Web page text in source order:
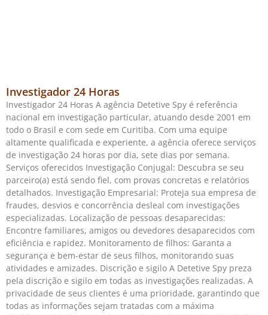
Investigador 24 Horas
Investigador 24 Horas A agência Detetive Spy é referência
nacional em investigação particular, atuando desde 2001 em
todo o Brasil e com sede em Curitiba. Com uma equipe
altamente qualificada e experiente, a agência oferece serviços
de investigação 24 horas por dia, sete dias por semana.
Serviços oferecidos Investigação Conjugal: Descubra se seu
parceiro(a) está sendo fiel, com provas concretas e relatórios
detalhados. Investigação Empresarial: Proteja sua empresa de
fraudes, desvios e concorrência desleal com investigações
especializadas. Localização de pessoas desaparecidas:
Encontre familiares, amigos ou devedores desaparecidos com
eficiência e rapidez. Monitoramento de filhos: Garanta a
segurança e bem-estar de seus filhos, monitorando suas
atividades e amizades. Discrição e sigilo A Detetive Spy preza
pela discrição e sigilo em todas as investigações realizadas. A
privacidade de seus clientes é uma prioridade, garantindo que
todas as informações sejam tratadas com a máxima